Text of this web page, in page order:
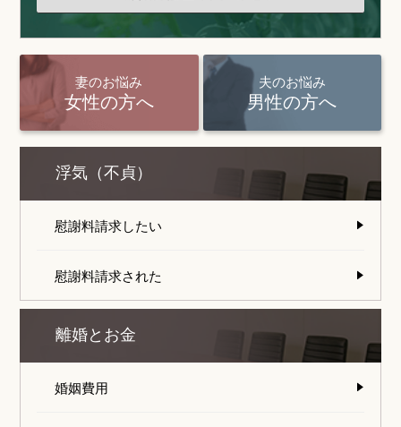
妻のお悩み
女性の方へ
夫のお悩み
男性の方へ
浮気（不貞）
慰謝料請求したい
慰謝料請求された
離婚とお金
婚姻費用